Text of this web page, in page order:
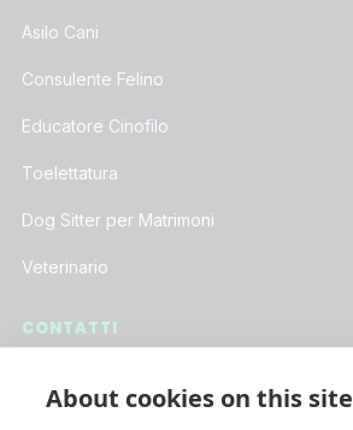
Asilo Cani
Consulente Felino
Educatore Cinofilo
Toelettatura
Dog Sitter per Matrimoni
Veterinario
CONTATTI
About cookies on this site